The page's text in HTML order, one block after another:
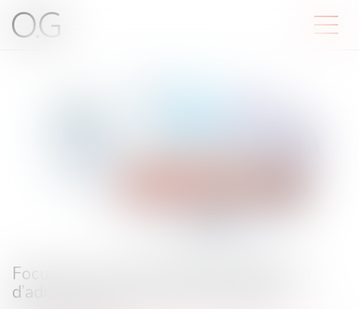
Focus sur la transmission de la décision
d’admission en soins psychiatriques